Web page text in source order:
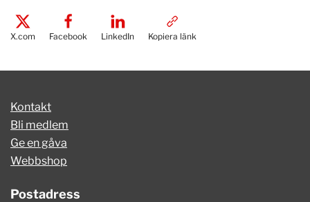
X.com Facebook LinkedIn Kopiera länk
Kontakt
Bli medlem
Ge en gåva
Webbshop
Postadress